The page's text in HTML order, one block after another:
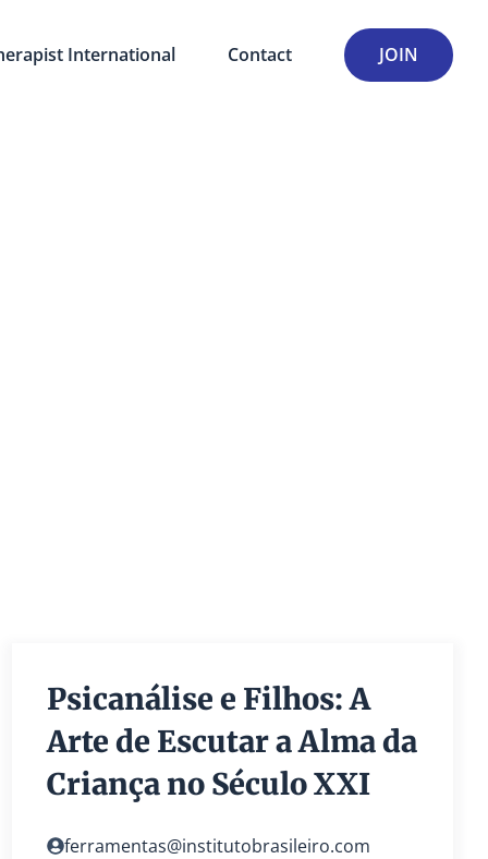
International Contact JOIN
Psicanálise e Filhos: A
Arte de Escutar a Alma da
Criança no Século XXI
ferramentas@institutobrasileiro.com